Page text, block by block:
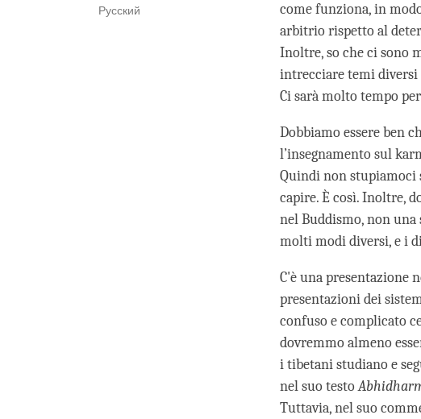
Русский
come funziona, in
arbitrio rispetto al
Inoltre, so che ci sono
intrecciare temi diversi
Ci sarà molto tempo
Dobbiamo essere ben
l’insegnamento sul
Quindi non stupiamoci
capire. È così. Inoltre,
nel Buddismo, non una
molti modi diversi, e i
C'è una presentazione
presentazioni dei
confuso e complicato
dovremmo almeno
i tibetani studiano e
nel suo testo
Tuttavia, nel suo